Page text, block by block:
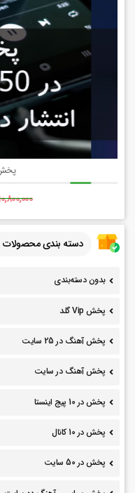
دسته بندی محصولات
بدون دسته‌بندی
پخش Vip گلد
پخش آهنگ در 25 سایت
پخش آهنگ در سایت
پخش در 10 پیج اینستا
پخش در 10 کانال
پخش در 50 سایت